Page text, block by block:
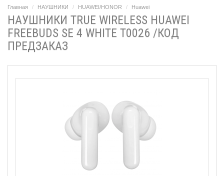
Главная НАУШНИКИ HUAWEI/HONOR Huawei
НАУШНИКИ TRUE WIRELESS HUAWEI
FREEBUDS SE 4 WHITE T0026 /КОД
ПРЕДЗАКАЗ